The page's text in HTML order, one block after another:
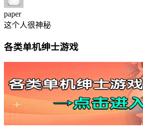
paper
这个人很神秘
各类单机绅士游戏